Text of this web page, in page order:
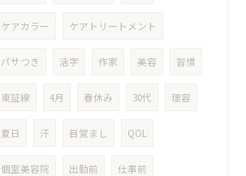
ケアカラー ケアトリートメント
パサつき 活字 作家 美容 習慣
東証線 4月 春休み 30代 理容
夏日 汗 目覚まし QOL
個室美容院 出勤前 仕事前